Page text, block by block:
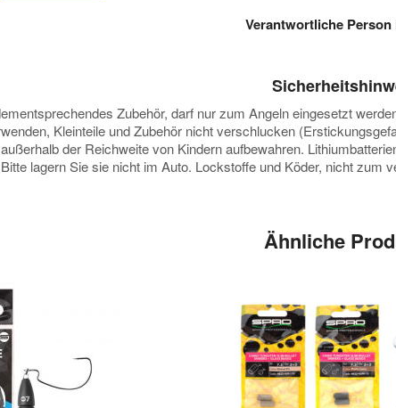
Verantwortliche Person
Zubehör, darf nur zum Angeln eingesetzt
Kleinteile und Zubehör nicht verschlucken
der Reichweite von Kindern aufbewahren.
lagern Sie sie nicht im Auto. Lockstoffe und Köder, nicht zum
Ähnliche